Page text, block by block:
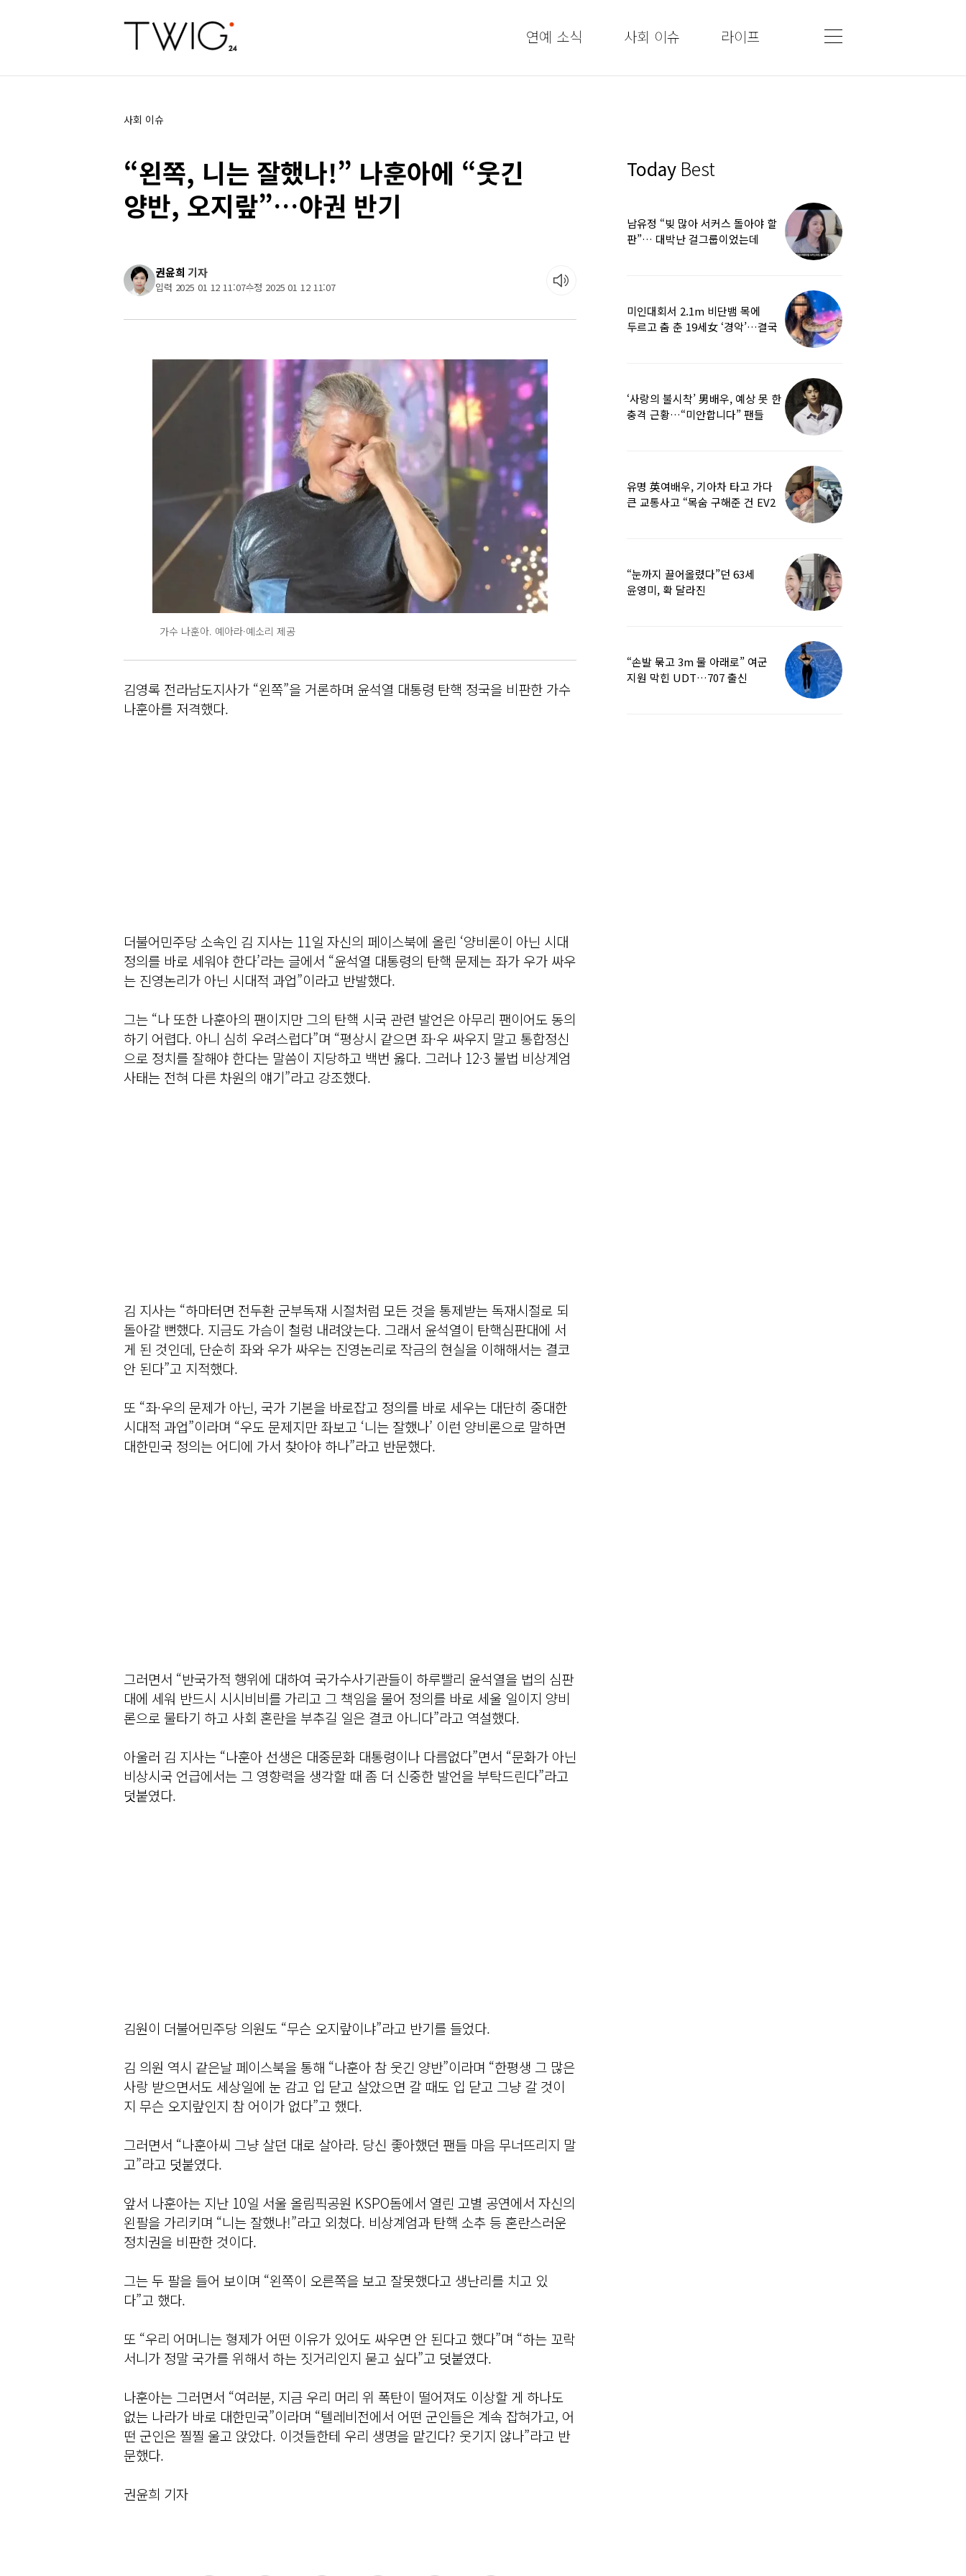
연예 소식 사회 이슈 라이프
사회 이슈
“왼쪽, 니는 잘했나!” 나훈아에 “웃긴
양반, 오지랖”…야권 반기
권윤희 기자
입력 2025 01 12 11:07수정 2025 01 12 11:07
가수 나훈아. 예아라·예소리 제공
김영록 전라남도지사가 “왼쪽”을 거론하며 윤석열 대통령 탄핵 정국을 비판한 가수
나훈아를 저격했다.
더불어민주당 소속인 김 지사는 11일 자신의 페이스북에 올린 ‘양비론이 아닌 시대
정의를 바로 세워야 한다’라는 글에서 “윤석열 대통령의 탄핵 문제는 좌가 우가 싸우
는 진영논리가 아닌 시대적 과업”이라고 반발했다.
그는 “나 또한 나훈아의 팬이지만 그의 탄핵 시국 관련 발언은 아무리 팬이어도 동의
하기 어렵다. 아니 심히 우려스럽다”며 “평상시 같으면 좌·우 싸우지 말고 통합정신
으로 정치를 잘해야 한다는 말씀이 지당하고 백번 옳다. 그러나 12·3 불법 비상계엄
사태는 전혀 다른 차원의 얘기”라고 강조했다.
김 지사는 “하마터면 전두환 군부독재 시절처럼 모든 것을 통제받는 독재시절로 되
돌아갈 뻔했다. 지금도 가슴이 철렁 내려앉는다. 그래서 윤석열이 탄핵심판대에 서
게 된 것인데, 단순히 좌와 우가 싸우는 진영논리로 작금의 현실을 이해해서는 결코
안 된다”고 지적했다.
또 “좌·우의 문제가 아닌, 국가 기본을 바로잡고 정의를 바로 세우는 대단히 중대한
시대적 과업”이라며 “우도 문제지만 좌보고 ‘니는 잘했나’ 이런 양비론으로 말하면
대한민국 정의는 어디에 가서 찾아야 하나”라고 반문했다.
그러면서 “반국가적 행위에 대하여 국가수사기관들이 하루빨리 윤석열을 법의 심판
대에 세워 반드시 시시비비를 가리고 그 책임을 물어 정의를 바로 세울 일이지 양비
론으로 물타기 하고 사회 혼란을 부추길 일은 결코 아니다”라고 역설했다.
아울러 김 지사는 “나훈아 선생은 대중문화 대통령이나 다름없다”면서 “문화가 아닌
비상시국 언급에서는 그 영향력을 생각할 때 좀 더 신중한 발언을 부탁드린다”라고
덧붙였다.
김원이 더불어민주당 의원도 “무슨 오지랖이냐”라고 반기를 들었다.
김 의원 역시 같은날 페이스북을 통해 “나훈아 참 웃긴 양반”이라며 “한평생 그 많은
사랑 받으면서도 세상일에 눈 감고 입 닫고 살았으면 갈 때도 입 닫고 그냥 갈 것이
지 무슨 오지랖인지 참 어이가 없다”고 했다.
그러면서 “나훈아씨 그냥 살던 대로 살아라. 당신 좋아했던 팬들 마음 무너뜨리지 말
고”라고 덧붙였다.
앞서 나훈아는 지난 10일 서울 올림픽공원 KSPO돔에서 열린 고별 공연에서 자신의
왼팔을 가리키며 “니는 잘했나!”라고 외쳤다. 비상계엄과 탄핵 소추 등 혼란스러운
정치권을 비판한 것이다.
그는 두 팔을 들어 보이며 “왼쪽이 오른쪽을 보고 잘못했다고 생난리를 치고 있
다”고 했다.
또 “우리 어머니는 형제가 어떤 이유가 있어도 싸우면 안 된다고 했다”며 “하는 꼬락
서니가 정말 국가를 위해서 하는 짓거리인지 묻고 싶다”고 덧붙였다.
나훈아는 그러면서 “여러분, 지금 우리 머리 위 폭탄이 떨어져도 이상할 게 하나도
없는 나라가 바로 대한민국”이라며 “텔레비전에서 어떤 군인들은 계속 잡혀가고, 어
떤 군인은 찔찔 울고 앉았다. 이것들한테 우리 생명을 맡긴다? 웃기지 않나”라고 반
문했다.
권윤희 기자
Today Best
남유정 “빚 많아 서커스 돌아야 할
판”… 대박난 걸그룹이었는데
미인대회서 2.1m 비단뱀 목에
두르고 춤 춘 19세女 ‘경악’…결국
‘사랑의 불시착’ 男배우, 예상 못 한
충격 근황…“미안합니다” 팬들
유명 英여배우, 기아차 타고 가다
큰 교통사고 “목숨 구해준 건 EV2
“눈까지 끌어올렸다”던 63세
윤영미, 확 달라진
“손발 묶고 3m 물 아래로” 여군
지원 막힌 UDT…707 출신